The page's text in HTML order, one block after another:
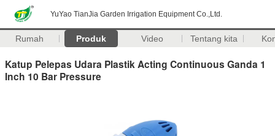
YuYao TianJia Garden Irrigation Equipment Co.,Ltd.
Rumah Produk Video Tentang kita
Katup Pelepas Udara Plastik Acting Continuous Ganda 1
Inch 10 Bar Pressure